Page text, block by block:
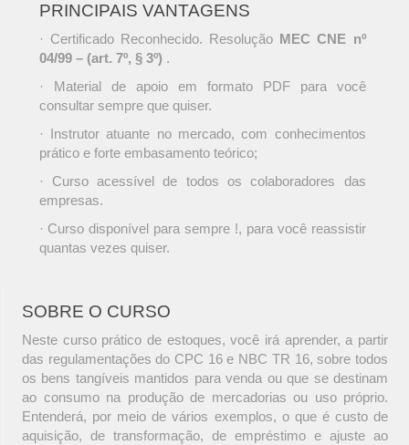
PRINCIPAIS VANTAGENS
· Certificado Reconhecido. Resolução MEC CNE nº
04/99 – (art. 7º, § 3º) .
· Material de apoio em formato PDF para você
consultar sempre que quiser.
· Instrutor atuante no mercado, com conhecimentos
prático e forte embasamento teórico;
· Curso acessível de todos os colaboradores das
empresas.
· Curso disponível para sempre !, para você reassistir
quantas vezes quiser.
SOBRE O CURSO
Neste curso prático de estoques, você irá aprender, a partir
das regulamentações do CPC 16 e NBC TR 16, sobre todos
os bens tangíveis mantidos para venda ou que se destinam
ao consumo na produção de mercadorias ou uso próprio.
Entenderá, por meio de vários exemplos, o que é custo de
aquisição, de transformação, de empréstimo e ajuste ao